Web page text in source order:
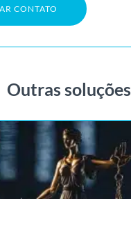
CONTATO
Outras soluções